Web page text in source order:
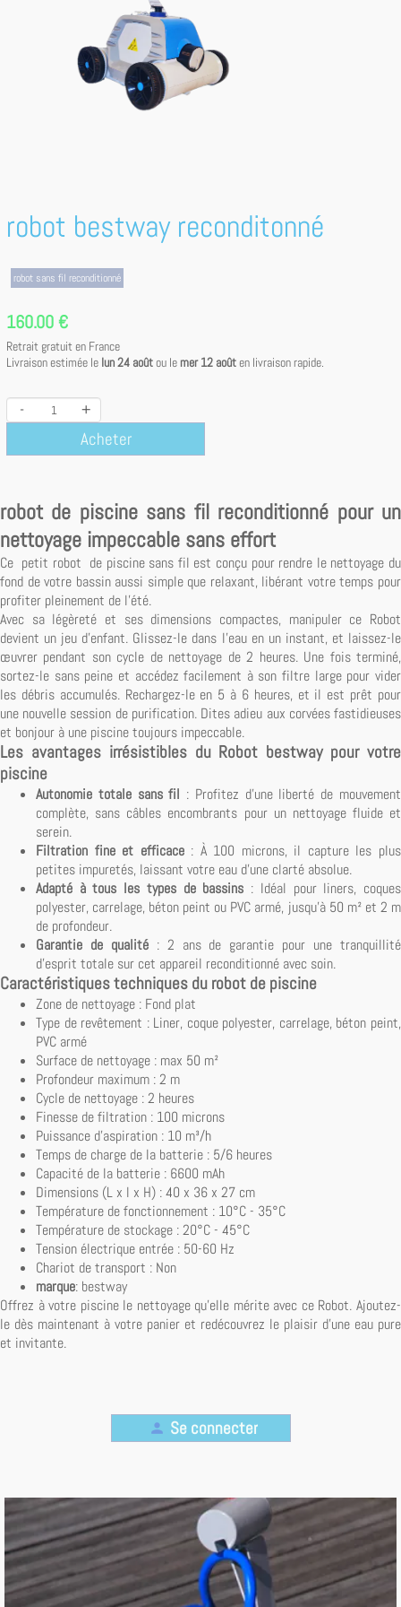
robot bestway reconditonné
robot sans fil reconditionné
160.00 €
Retrait gratuit en France
Livraison estimée le lun 24 août ou le mer 12 août en livraison rapide.
- +
Acheter
robot de piscine sans fil reconditionné pour un
nettoyage impeccable sans effort
Ce petit robot de piscine sans fil est conçu pour rendre le nettoyage du
fond de votre bassin aussi simple que relaxant, libérant votre temps pour
profiter pleinement de l'été.
Avec sa légèreté et ses dimensions compactes, manipuler ce Robot
devient un jeu d'enfant. Glissez-le dans l'eau en un instant, et laissez-le
œuvrer pendant son cycle de nettoyage de 2 heures. Une fois terminé,
sortez-le sans peine et accédez facilement à son filtre large pour vider
les débris accumulés. Rechargez-le en 5 à 6 heures, et il est prêt pour
une nouvelle session de purification. Dites adieu aux corvées fastidieuses
et bonjour à une piscine toujours impeccable.
Les avantages irrésistibles du Robot bestway pour votre
piscine
Autonomie totale sans fil : Profitez d'une liberté de mouvement
complète, sans câbles encombrants pour un nettoyage fluide et
serein.
Filtration fine et efficace: À 100 microns, il capture les plus
petites impuretés, laissant votre eau d'une clarté absolue.
Adapté à tous les types de bassins : Idéal pour liners, coques
polyester, carrelage, béton peint ou PVC armé, jusqu'à 50 m² et 2 m
de profondeur.
Garantie de qualité: 2 ans de garantie pour une tranquillité
d'esprit totale sur cet appareil reconditionné avec soin.
Caractéristiques techniques du robot de piscine
Zone de nettoyage : Fond plat
Type de revêtement : Liner, coque polyester, carrelage, béton peint,
PVC armé
Surface de nettoyage : max 50 m²
Profondeur maximum : 2 m
Cycle de nettoyage : 2 heures
Finesse de filtration : 100 microns
Puissance d'aspiration : 10 m³/h
Temps de charge de la batterie : 5/6 heures
Capacité de la batterie : 6600 mAh
Dimensions (L x l x H) : 40 x 36 x 27 cm
Température de fonctionnement : 10°C - 35°C
Température de stockage : 20°C - 45°C
Tension électrique entrée : 50-60 Hz
Chariot de transport : Non
marque: bestway
Offrez à votre piscine le nettoyage qu'elle mérite avec ce Robot. Ajoutez-
le dès maintenant à votre panier et redécouvrez le plaisir d'une eau pure
et invitante.
person Se connecter